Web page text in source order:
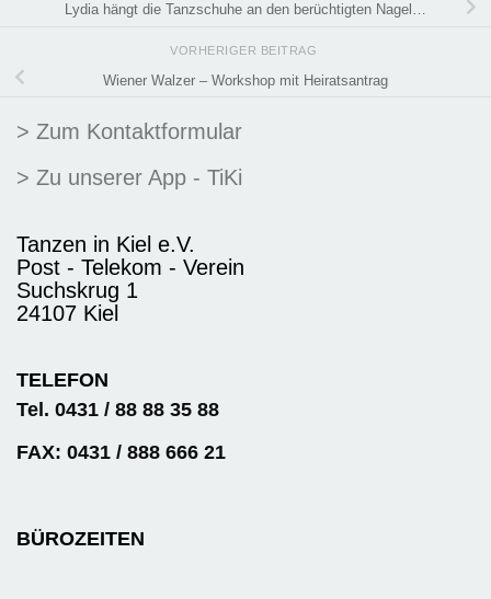
Lydia hängt die Tanzschuhe an den berüchtigten Nagel…
VORHERIGER BEITRAG
Wiener Walzer – Workshop mit Heiratsantrag
> Zum Kontaktformular
> Zu unserer App - TiKi
Tanzen in Kiel e.V.
Post - Telekom - Verein
Suchskrug 1
24107 Kiel
TELEFON
Tel. 0431 / 88 88 35 88
FAX: 0431 / 888 666 21
BÜROZEITEN